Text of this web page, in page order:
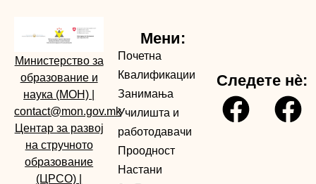
Министерство за
образование и
наука (МОН)
contact@mon.gov.mk
Центар за развој
на стручното
образование
(ЦРСО)
Мени:
Почетна
Квалификации
Занимања
Училишта и
работодавачи
Проодност
Настани
Следете нè: